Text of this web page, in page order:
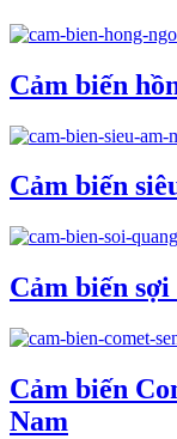
Cảm biến
Cảm biến
Cảm biến
Cảm biến
Nam